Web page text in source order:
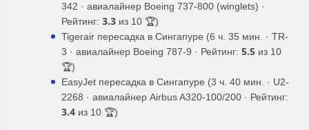
342 · авиалайнер Boeing 737-800 (winglets) ·
Рейтинг: 3.3 из 10 🏆)
Tigerair пересадка в Сингапуре (6 ч. 35 мин. · TR-
3 · авиалайнер Boeing 787-9 · Рейтинг: 5.5 из 10
🏆)
EasyJet пересадка в Сингапуре (3 ч. 40 мин. · U2-
2268 · авиалайнер Airbus A320-100/200 · Рейтинг:
3.4 из 10 🏆)